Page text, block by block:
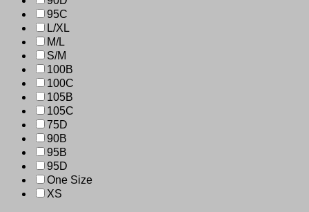
95C
L/XL
M/L
S/M
100B
100C
105B
105C
75D
90B
95B
95D
One Size
XS